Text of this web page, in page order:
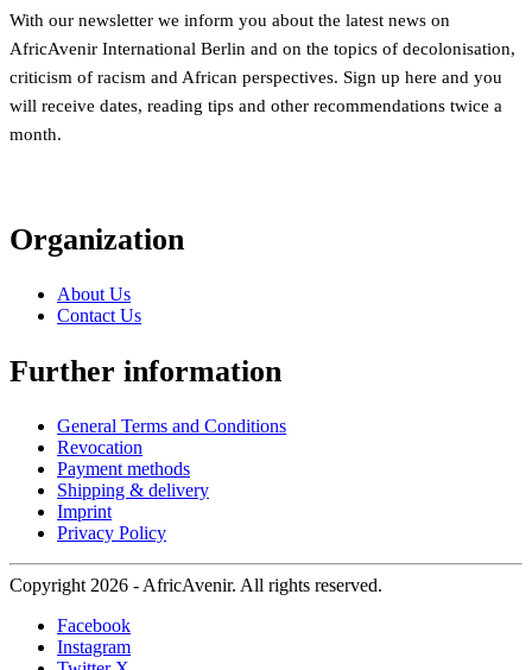
With our newsletter we inform you about the latest news on
AfricAvenir International Berlin and on the topics of decolonisation,
criticism of racism and African perspectives. Sign up here and you
will receive dates, reading tips and other recommendations twice a
month.
Organization
About Us
Contact Us
Further information
General Terms and Conditions
Revocation
Payment methods
Shipping & delivery
Imprint
Privacy Policy
Copyright 2026 - AfricAvenir. All rights reserved.
Facebook
Instagram